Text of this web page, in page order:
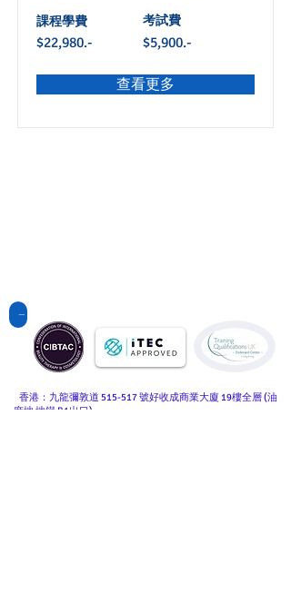
課程學費
$22,980.-
考試費
$5,900.-
查看更多
擊查看國際課程
香港：九龍彌敦道 515-517 號好收成商業大廈 19樓全層 (油
麻地 地鐵 B1出口)